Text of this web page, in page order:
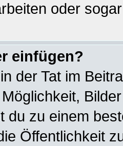
oder
einfügen?
der Tat im
du zu einem
Öffentlichkeit